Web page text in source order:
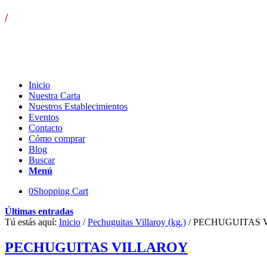
/
Inicio
Nuestra Carta
Nuestros Establecimientos
Eventos
Contacto
Cómo comprar
Blog
Buscar
Menú
0Shopping Cart
Últimas entradas
Tú estás aquí: Inicio / Pechuguitas Villaroy (kg.) / PECHUGUITAS
PECHUGUITAS VILLAROY